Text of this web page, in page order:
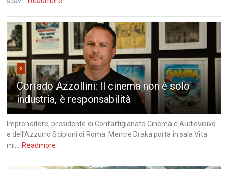
5
Corrado Azzollini: Il cinema non è solo
industria, è responsabilità
Imprenditore, presidente di Confartigianato Cinema e Audiovisivo
e dell'Azzurro Scipioni di Roma. Mentre Draka porta in sala Vita
mi...
Readmore